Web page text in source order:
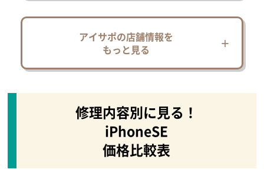
アイサポの店舗情報を
もっと見る
修理内容別に見る！
iPhoneSE
価格比較表